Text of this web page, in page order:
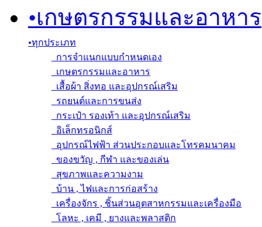
•เกษตรกรรมและอาหาร
•ทุกประเภท
การจำแนกแบบกำหนดเอง
เกษตรกรรมและอาหาร
เสื้อผ้า สิ่งทอ และอุปกรณ์เสริม
รถยนต์และการขนส่ง
กระเป๋า รองเท้า และอุปกรณ์เสริม
อิเล็กทรอนิกส์
อุปกรณ์ไฟฟ้า ส่วนประกอบและโทรคมนาคม
ของขวัญ , กีฬา และของเล่น
สุขภาพและความงาม
บ้าน , ไฟและการก่อสร้าง
เครื่องจักร , ชิ้นส่วนอุตสาหกรรมและเครื่องมือ
โลหะ , เคมี , ยางและพลาสติก